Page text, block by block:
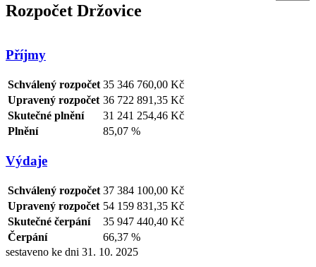
Rozpočet Držovice
Příjmy
Schválený rozpočet 35 346 760,00 Kč
Upravený rozpočet 36 722 891,35 Kč
Skutečné plnění
31 241 254,46 Kč
Plnění
85,07 %
Výdaje
Schválený rozpočet 37 384 100,00 Kč
Upravený rozpočet 54 159 831,35 Kč
Skutečné čerpání
35 947 440,40 Kč
Čerpání
66,37 %
sestaveno ke dni 31. 10. 2025